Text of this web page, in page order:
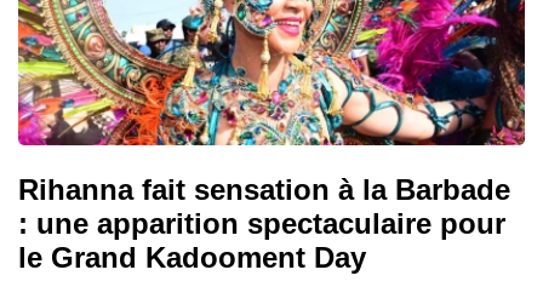
Rihanna fait sensation à la Barbade
: une apparition spectaculaire pour
le Grand Kadooment Day